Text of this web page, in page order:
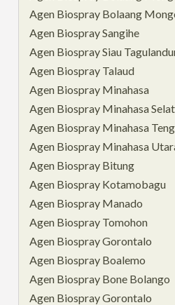
Agen Biospray Bolaang
Agen Biospray Sangihe
Agen Biospray Siau
Agen Biospray Talaud
Agen Biospray Minahasa
Agen Biospray Minahasa
Agen Biospray Minahasa
Agen Biospray Minahasa
Agen Biospray Bitung
Agen Biospray Kotamobagu
Agen Biospray Manado
Agen Biospray Tomohon
Agen Biospray Gorontalo
Agen Biospray Boalemo
Agen Biospray Bone Bolango
Agen Biospray Gorontalo